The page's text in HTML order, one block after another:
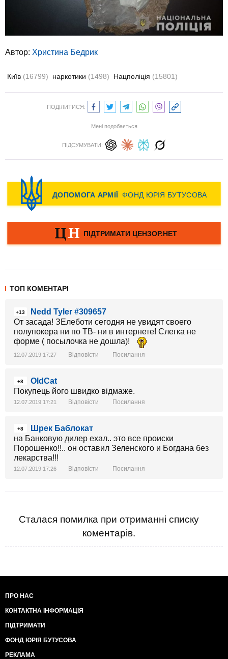
Автор: Христина Бедрик
Київ (16799) наркотики (1498) Нацполіція (15801)
ПОДІЛИТИСЯ:
Мені подобається
ПІДСУМУВАТИ:
ТОП КОМЕНТАРІ
+13
Nedd Tyler #309657
От засада! ЗЕлеботи сегодня не увидят своего
полупокера ни по ТВ- ни в интернете! Слегка не
форме ( посылочка не дошла)!
12.07.2019 17:27 Відповісти Посилання
+8
OldCat
Покупець його швидко відмаже.
12.07.2019 17:21 Відповісти Посилання
+8
Шрек Баблокат
на Банковую дилер ехал.. это все происки
Порошенко!!.. он оставил Зеленского и Богдана без
лекарства!!!
12.07.2019 17:26 Відповісти Посилання
Сталася помилка при отриманні списку
коментарів.
ПРО НАС
КОНТАКТНА ІНФОРМАЦІЯ
ПІДТРИМАТИ
ФОНД ЮРІЯ БУТУСОВА
РЕКЛАМА